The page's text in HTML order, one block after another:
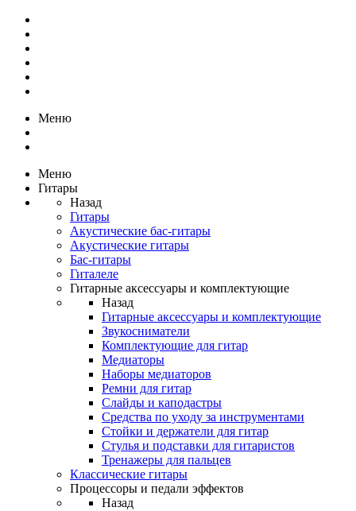
Меню
Меню
Гитары
Назад
Гитары
Акустические бас-гитары
Акустические гитары
Бас-гитары
Гиталеле
Гитарные аксессуары и комплектующие
Назад
Гитарные аксессуары и комплектующие
Звукосниматели
Комплектующие для гитар
Медиаторы
Наборы медиаторов
Ремни для гитар
Слайды и каподастры
Средства по уходу за инструментами
Стойки и держатели для гитар
Стулья и подставки для гитаристов
Тренажеры для пальцев
Классические гитары
Процессоры и педали эффектов
Назад